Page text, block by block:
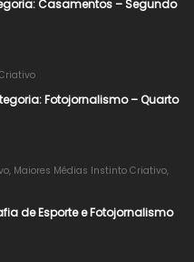
Casamentos – Segundo
Fotojornalismo – Quarto
, Maiores Médias Instinto Criativo,
de Esporte e Fotojornalismo